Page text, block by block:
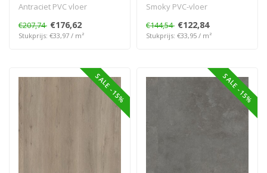
Antraciet PVC vloer
combineert een diepe
antracietkleur m..
€207,74 €176,62
Stukprijs: €33,97 / m²
Smoky PVC-vloer
combineert een warme,
gerookte houtkleur ..
€144,54 €122,84
Stukprijs: €33,95 / m²
SALE -15% SALE -15%